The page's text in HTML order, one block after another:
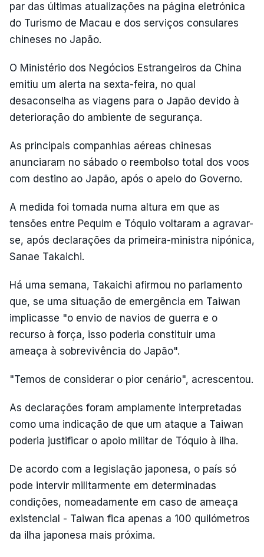
par das últimas atualizações na página eletrónica
do Turismo de Macau e dos serviços consulares
chineses no Japão.
O Ministério dos Negócios Estrangeiros da China
emitiu um alerta na sexta-feira, no qual
desaconselha as viagens para o Japão devido à
deterioração do ambiente de segurança.
As principais companhias aéreas chinesas
anunciaram no sábado o reembolso total dos voos
com destino ao Japão, após o apelo do Governo.
A medida foi tomada numa altura em que as
tensões entre Pequim e Tóquio voltaram a agravar-
se, após declarações da primeira-ministra nipónica,
Sanae Takaichi.
Há uma semana, Takaichi afirmou no parlamento
que, se uma situação de emergência em Taiwan
implicasse "o envio de navios de guerra e o
recurso à força, isso poderia constituir uma
ameaça à sobrevivência do Japão".
"Temos de considerar o pior cenário", acrescentou.
As declarações foram amplamente interpretadas
como uma indicação de que um ataque a Taiwan
poderia justificar o apoio militar de Tóquio à ilha.
De acordo com a legislação japonesa, o país só
pode intervir militarmente em determinadas
condições, nomeadamente em caso de ameaça
existencial - Taiwan fica apenas a 100 quilómetros
da ilha japonesa mais próxima.